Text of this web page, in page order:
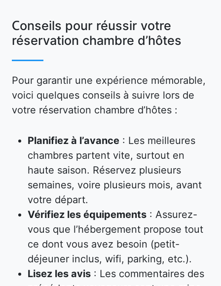
Conseils pour réussir votre
réservation chambre d’hôtes
Pour garantir une expérience mémorable,
voici quelques conseils à suivre lors de
votre réservation chambre d’hôtes :
Planifiez à l’avance : Les meilleures
chambres partent vite, surtout en
haute saison. Réservez plusieurs
semaines, voire plusieurs mois, avant
votre départ.
Vérifiez les équipements : Assurez-
vous que l’hébergement propose tout
ce dont vous avez besoin (petit-
déjeuner inclus, wifi, parking, etc.).
Lisez les avis : Les commentaires des